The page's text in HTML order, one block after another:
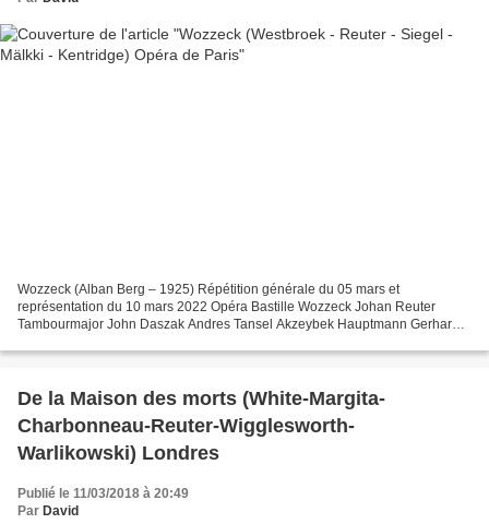
Wozzeck (Alban Berg – 1925) Répétition générale du 05 mars et
représentation du 10 mars 2022 Opéra Bastille Wozzeck Johan Reuter
Tambourmajor John Daszak Andres Tansel Akzeybek Hauptmann Gerhard
De la Maison des morts (White-Margita-
Charbonneau-Reuter-Wigglesworth-
Warlikowski) Londres
Publié le 11/03/2018 à 20:49
Par David